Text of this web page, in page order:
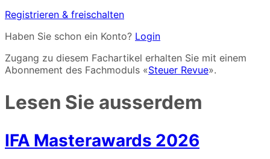
Registrieren & freischalten
Haben Sie schon ein Konto? Login
Zugang zu diesem Fachartikel erhalten Sie mit einem
Abonnement des Fachmoduls «Steuer Revue».
Lesen Sie ausserdem
IFA Masterawards 2026